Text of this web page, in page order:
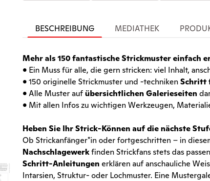
BESCHREIBUNG MEDIATHEK
Mehr als 150 fantastische Strickmuster einfach
• Ein Muss für alle, die gern stricken: viel Inhalt,
• 150 originelle Strickmuster und -technikenSchritt
• Alle Muster aufübersichtlichen Galerieseiten
• Mit allen Infos zu wichtigen Werkzeugen,
Heben Sie Ihr Strick-Können auf die nächste
Ob Strickanfänger*in oder fortgeschritten – in
Nachschlagewerkfinden Strickfans stets das
Schritt-Anleitungen erklären auf anschauliche
Intarsien, Struktur- oder Lochmuster. Eine